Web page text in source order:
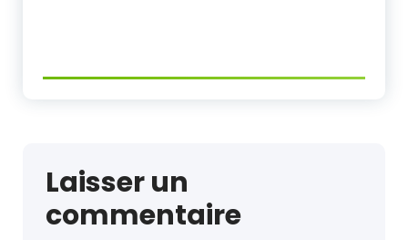
Laisser un
commentaire